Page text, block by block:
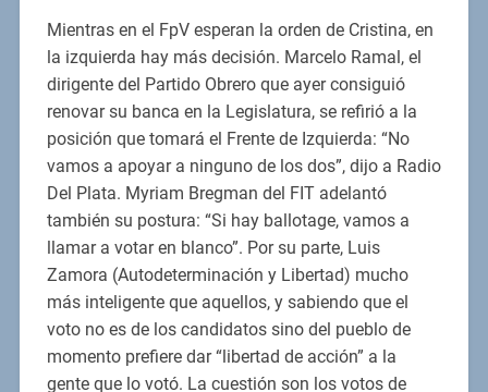
Mientras en el FpV esperan la orden de Cristina, en
la izquierda hay más decisión. Marcelo Ramal, el
dirigente del Partido Obrero que ayer consiguió
renovar su banca en la Legislatura, se refirió a la
posición que tomará el Frente de Izquierda: “No
vamos a apoyar a ninguno de los dos”, dijo a Radio
Del Plata. Myriam Bregman del FIT adelantó
también su postura: “Si hay ballotage, vamos a
llamar a votar en blanco”. Por su parte, Luis
Zamora (Autodeterminación y Libertad) mucho
más inteligente que aquellos, y sabiendo que el
voto no es de los candidatos sino del pueblo de
momento prefiere dar “libertad de acción” a la
gente que lo votó. La cuestión son los votos de